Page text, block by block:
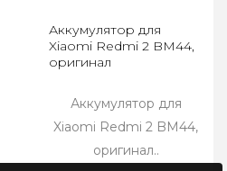
Аккумулятор для
Xiaomi Redmi 2 BM44,
оригинал
Аккумулятор для
Xiaomi Redmi 2 BM44,
оригинал..